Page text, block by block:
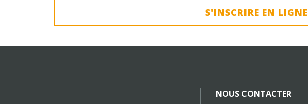
S'INSCRIRE EN LIGNE
NOUS CONTACTER